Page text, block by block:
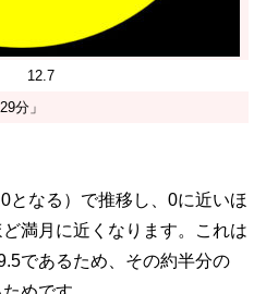
12.7
分」
となる）で推移し、0に近いほ
満月に近くなります。これは
であるため、その約半分の